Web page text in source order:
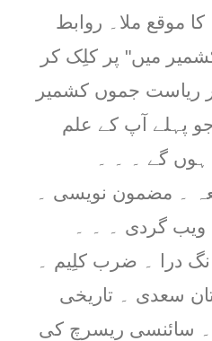
موقع ملا۔ روابط
میں" پر کلِک کر
ریاست جموں کشمیر
پہلے آپ کے علم
ہوں گے ۔ ۔ ۔
۔ مضمون نویسی ۔
گردی ۔ ۔ ۔
درا ۔ ضرب کلِیم ۔
سعدی ۔ تاریخی
سائنسی ریسرچ کی